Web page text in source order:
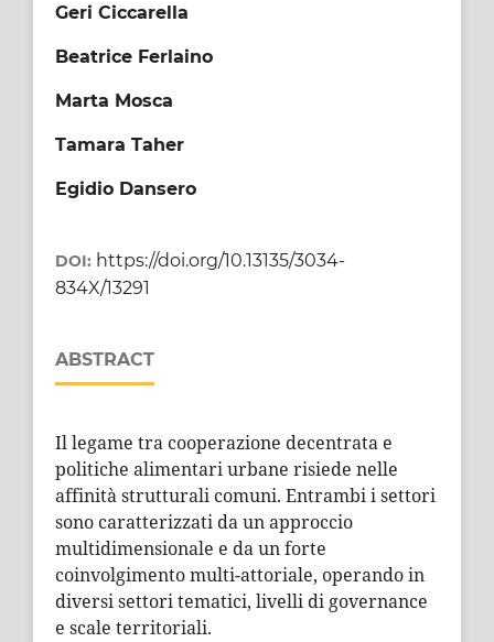
Geri Ciccarella
Beatrice Ferlaino
Marta Mosca
Tamara Taher
Egidio Dansero
DOI: https://doi.org/10.13135/3034-
834X/13291
ABSTRACT
Il legame tra cooperazione decentrata e
politiche alimentari urbane risiede nelle
affinità strutturali comuni. Entrambi i settori
sono caratterizzati da un approccio
multidimensionale e da un forte
coinvolgimento multi-attoriale, operando in
diversi settori tematici, livelli di governance
e scale territoriali.